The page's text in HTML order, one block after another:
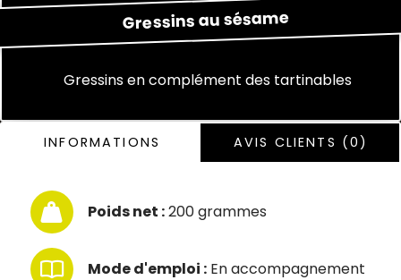
Gressinsausésame
Gressins en complément des tartinables
INFORMATIONS AVIS CLIENTS (0)
Poids net :200 grammes
Mode d'emploi : En accompagnement